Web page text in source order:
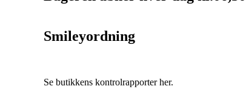
Smileyordning
Se butikkens kontrolrapporter her.